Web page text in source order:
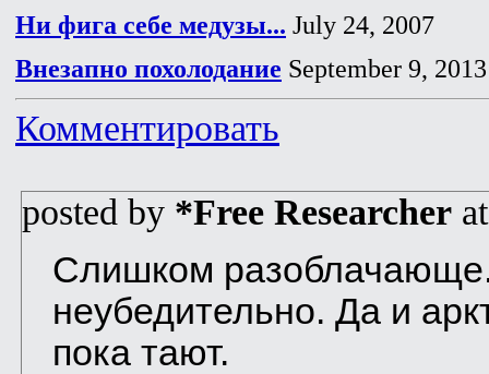
Ни фига себе медузы... July 24, 2007
Внезапно похолодание September 9, 2013
Комментировать
posted by *Free Researcher
Слишком
неубедительно. Да и
пока тают.